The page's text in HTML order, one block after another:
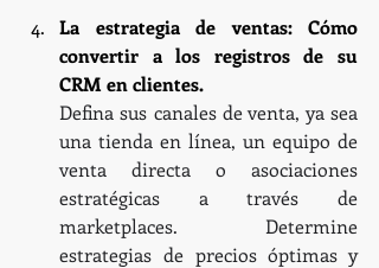
La estrategia de ventas: Cómo
convertir a los registros de su
CRM en clientes.
Defina sus canales de venta, ya sea
una tienda en línea, un equipo de
venta directa o asociaciones
estratégicas a través de
marketplaces. Determine
estrategias de precios óptimas y